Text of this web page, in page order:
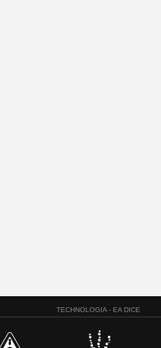
TECHNOLOGIA - EA DICE